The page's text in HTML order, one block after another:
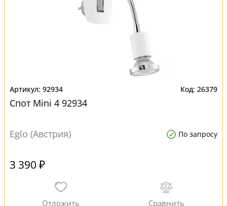
92934 26379
Спот Mini 4 92934
Eglo (Австрия) По запросу
3 390 ₽